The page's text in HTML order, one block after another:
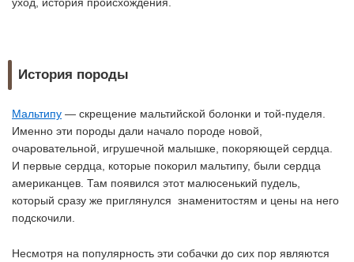
уход, история происхождения.
История породы
Мальтипу — скрещение мальтийской болонки и той-пуделя.
Именно эти породы дали начало породе новой,
очаровательной, игрушечной малышке, покоряющей сердца.
И первые сердца, которые покорил мальтипу, были сердца
американцев. Там появился этот малюсенький пудель,
который сразу же приглянулся знаменитостям и цены на него
подскочили.
Несмотря на популярность эти собачки до сих пор являются